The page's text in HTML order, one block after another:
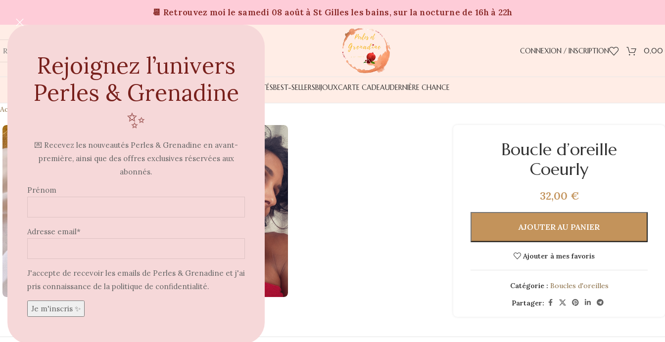
Rejoignez l’univers
Perles & Grenadine
✨
💌 Recevez les nouveautés Perles & Grenadine en avant-
première, ainsi que des offres exclusives réservées aux
abonnés.
Prénom
Adresse email*
J'accepte de recevoir les emails de Perles & Grenadine et j'ai
pris connaissance de la politique de confidentialité.
📆 Retrouvez moi le samedi 08 août à St Gilles les bains, sur la nocturne de 16h à 22h
CONNEXION / INSCRIPTION 0,00
NOUVEAUTÉSBEST-SELLERSBIJOUXCARTE CADEAUDERNIÈRE CHANCE
Accueil
Agrandir
Boucle d’oreille
Coeurly
32,00 €
AJOUTER AU PANIER
Ajouter à mes favoris
Catégorie : Boucles d'oreilles
Partager: